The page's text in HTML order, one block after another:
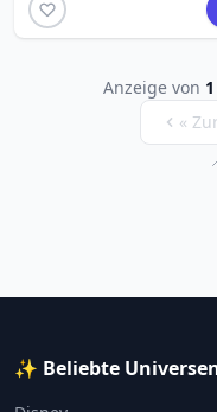
Anzeige von 1
«
✨ Beliebte